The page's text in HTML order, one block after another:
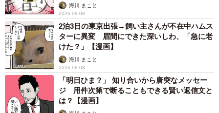
どんな好物よりも今はきゅうりの気分！！！（月光もりあさん提供）
また作者が3歳の息子に、好物であるカレー、チャーハン、
うどんを作ったところ、息子はズラリと並べられた料理を
見て「きゅうりがいい！！！」と怒るのでした。
読者からは「肩の力抜けます。我が家だけじゃぁなかっっ
たーーー！！！」「ママの愛情たっぷりご飯より、なぜか
海川 まこと
2026.08.08
2泊3日の東京出張→飼い主さんが不在中ハムス
ターに異変 眉間にできた深いしわ、「急に老
けた？」【漫画】
海川 まこと
2026.08.08
「明日ひま？」 知り合いから唐突なメッセー
ジ 用件次第で断ることもできる賢い返信文と
は？【漫画】